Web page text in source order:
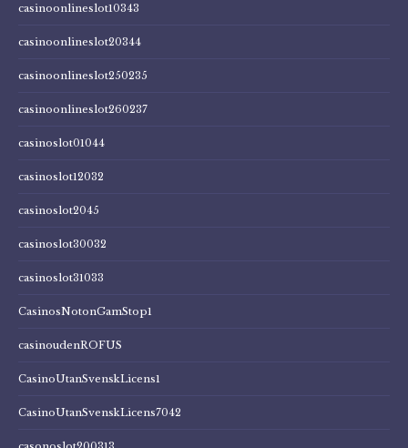
casinoonlineslot10343
casinoonlineslot20344
casinoonlineslot250235
casinoonlineslot260237
casinoslot01044
casinoslot12032
casinoslot2045
casinoslot30032
casinoslot31033
CasinosNotonGamStop1
casinoudenROFUS
CasinoUtanSvenskLicens1
CasinoUtanSvenskLicens7042